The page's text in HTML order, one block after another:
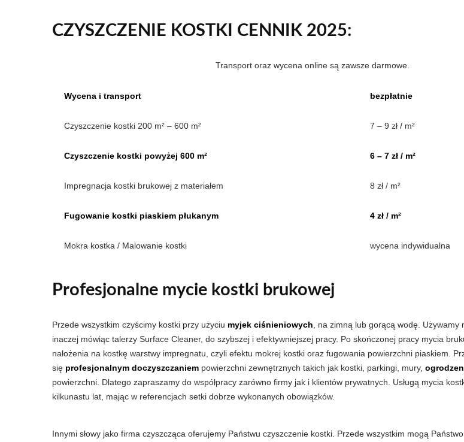
CZYSZCZENIE KOSTKI CENNIK 2025:
Transport oraz wycena online są zawsze darmowe.
Wycena i transport bezpłatnie
Czyszczenie kostki 200 m² – 600 m² 7 – 9 zł / m²
Czyszczenie kostki powyżej 600 m² 6 – 7 zł / m²
Impregnacja kostki brukowej z materiałem 8 zł / m²
Fugowanie kostki piaskiem płukanym 4 zł / m²
Mokra kostka / Malowanie kostki wycena indywidualna
Profesjonalne mycie kostki brukowej
Przede wszystkim czyścimy kostki przy użyciu myjek ciśnieniowych , na zimną lub gorącą wodę. Używamy
inaczej mówiąc talerzy Surface Cleaner, do szybszej i efektywniejszej pracy. Po skończonej pracy mycia
nałożenia na kostkę warstwy impregnatu, czyli efektu mokrej kostki oraz fugowania powierzchni piaskiem.
się profesjonalnym doczyszczaniem powierzchni zewnętrznych takich jak kostki, parkingi, mury,
powierzchni. Dlatego zapraszamy do współpracy zarówno firmy jak i klientów prywatnych. Usługą mycia
kilkunastu lat, mając w referencjach setki dobrze wykonanych obowiązków.
Innymi słowy jako firma czyszcząca oferujemy Państwu czyszczenie kostki. Przede wszystkim mogą